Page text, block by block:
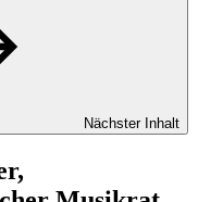
Nächster Inhalt